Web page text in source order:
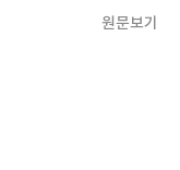
원문보기